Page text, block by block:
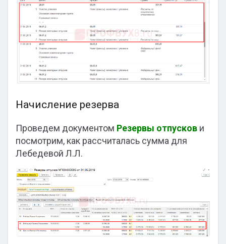
Начисление резерва
Проведем документом Резервы отпусков и
посмотрим, как рассчиталась сумма для
Лебедевой Л.Л.